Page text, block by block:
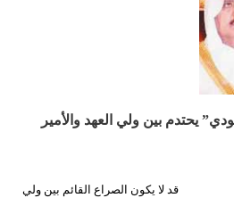
يحتدم بين ولي العهد والأمير
قد لا يكون الصراع القائم بين ولي